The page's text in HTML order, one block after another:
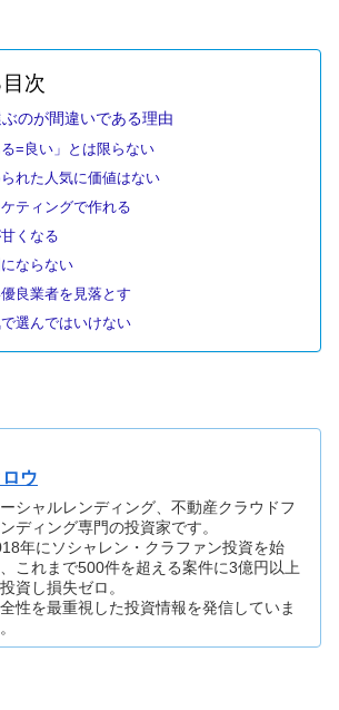
次
のが間違いである理由
る=良い」とは限らない
れた人気に価値はない
ティングで作れる
くなる
ならない
良業者を見落とす
選んではいけない
ウ
シャルレンディング、不動産クラウドフ
ディング専門の投資家です。
年にソシャレン・クラファン投資を始
これまで500件を超える案件に3億円以上
資し損失ゼロ。
性を最重視した投資情報を発信していま